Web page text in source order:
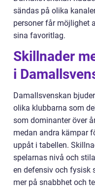
sändas på olika
personer får möjlighet
sina favoritlag.
Skillnader
i
Damallsvenskan
olika klubbarna som
som dominanter över
medan andra kämpar
uppåt i tabellen.
spelarnas nivå och
en defensiv och fysisk
mer på snabbhet och